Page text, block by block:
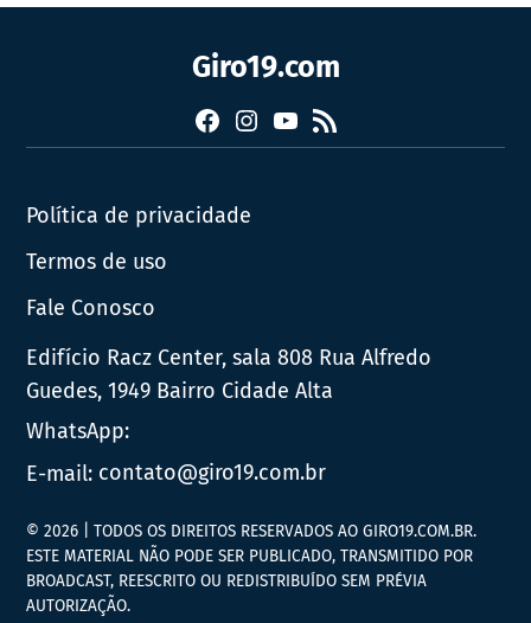
Giro19.com
FacebookInstagram
YouTube
RSS
Política de privacidade
Termos de uso
Fale Conosco
Edifício Racz Center, sala 808 Rua Alfredo
Guedes, 1949 Bairro Cidade Alta
WhatsApp:
E-mail: contato@giro19.com.br
© 2026 | TODOS OS DIREITOS RESERVADOS AO GIRO19.COM.BR.
ESTE MATERIAL NÃO PODE SER PUBLICADO, TRANSMITIDO POR
BROADCAST, REESCRITO OU REDISTRIBUÍDO SEM PRÉVIA
AUTORIZAÇÃO.